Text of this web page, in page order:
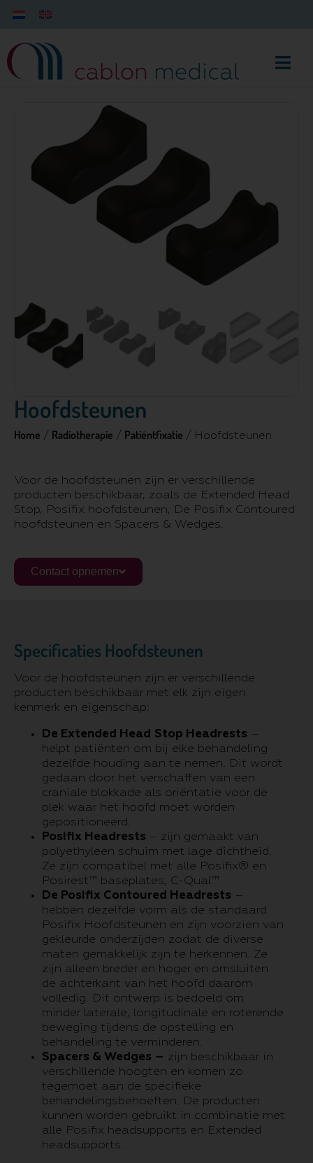
Hoofdsteunen
Home / Radiotherapie / Patiëntfixatie / Hoofdsteunen
Voor de hoofdsteunen zijn er verschillende
producten beschikbaar, zoals de Extended Head
Stop, Posifix hoofdsteunen, De Posifix Contoured
hoofdsteunen en Spacers & Wedges.
Contact opnemen
Specificaties Hoofdsteunen
Voor de hoofdsteunen zijn er verschillende
producten beschikbaar met elk zijn eigen
kenmerk en eigenschap:
De Extended Head Stop Headrests –
helpt patiënten om bij elke behandeling
dezelfde houding aan te nemen. Dit wordt
gedaan door het verschaffen van een
craniale blokkade als oriëntatie voor de
plek waar het hoofd moet worden
gepositioneerd.
Posifix Headrests – zijn gemaakt van
polyethyleen schuim met lage dichtheid.
Ze zijn compatibel met alle Posifix® en
Posirest™ baseplates, C-Qual™
De Posifix Contoured Headrests –
hebben dezelfde vorm als de standaard
Posifix Hoofdsteunen en zijn voorzien van
gekleurde onderzijden zodat de diverse
maten gemakkelijk zijn te herkennen. Ze
zijn alleen breder en hoger en omsluiten
de achterkant van het hoofd daarom
volledig. Dit ontwerp is bedoeld om
minder laterale, longitudinale en roterende
beweging tijdens de opstelling en
behandeling te verminderen.
Spacers & Wedges – zijn beschikbaar in
verschillende hoogten en komen zo
tegemoet aan de specifieke
behandelingsbehoeften. De producten
kunnen worden gebruikt in combinatie met
alle Posifix headsupports en Extended
headsupports.